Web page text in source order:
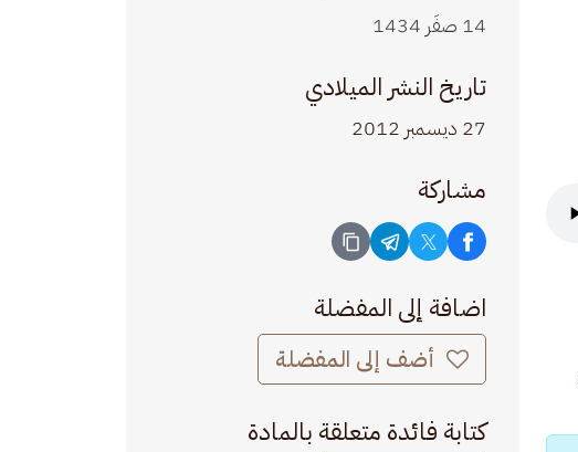
14 صفَر 1434
تاريخ النشر الميلادي
27 ديسمبر 2012
مشاركة
اضافة إلى المفضلة
أضف إلى المفضلة
كتابة فائدة متعلقة بالمادة